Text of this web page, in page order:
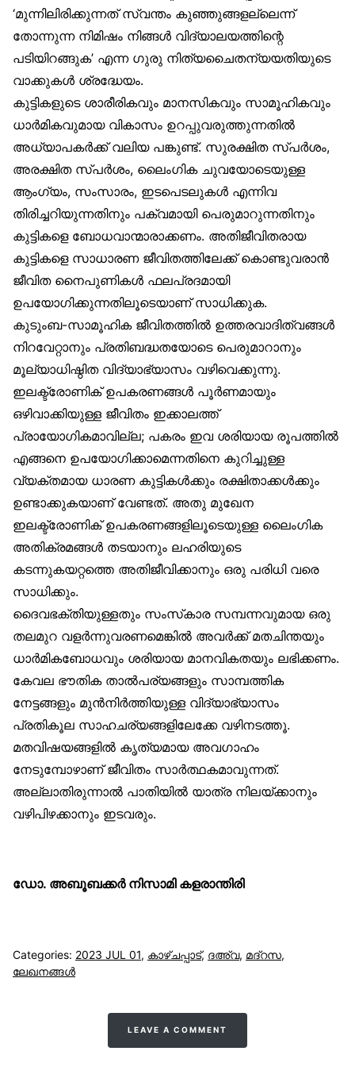
‘മുന്നിലിരിക്കുന്നത് സ്വന്തം കുഞ്ഞുങ്ങളല്ലെന്ന്
തോന്നുന്ന നിമിഷം നിങ്ങൾ വിദ്യാലയത്തിന്റെ
പടിയിറങ്ങുക’ എന്ന ഗുരു നിത്യചൈതന്യയതിയുടെ
വാക്കുകൾ ശ്രദ്ധേയം.
കുട്ടികളുടെ ശാരീരികവും മാനസികവും സാമൂഹികവും
ധാർമികവുമായ വികാസം ഉറപ്പുവരുത്തുന്നതിൽ
അധ്യാപകർക്ക് വലിയ പങ്കുണ്ട്. സുരക്ഷിത സ്പർശം,
അരക്ഷിത സ്പർശം, ലൈംഗിക ചുവയോടെയുള്ള
ആംഗ്യം, സംസാരം, ഇടപെടലുകൾ എന്നിവ
തിരിച്ചറിയുന്നതിനും പക്വമായി പെരുമാറുന്നതിനും
കുട്ടികളെ ബോധവാന്മാരാക്കണം. അതിജീവിതരായ
കുട്ടികളെ സാധാരണ ജീവിതത്തിലേക്ക് കൊണ്ടുവരാൻ
ജീവിത നൈപുണികൾ ഫലപ്രദമായി
ഉപയോഗിക്കുന്നതിലൂടെയാണ് സാധിക്കുക.
കുടുംബ-സാമൂഹിക ജീവിതത്തിൽ ഉത്തരവാദിത്വങ്ങൾ
നിറവേറ്റാനും പ്രതിബദ്ധതയോടെ പെരുമാറാനും
മൂല്യാധിഷ്ഠിത വിദ്യാഭ്യാസം വഴിവെക്കുന്നു.
ഇലക്ട്രോണിക് ഉപകരണങ്ങൾ പൂർണമായും
ഒഴിവാക്കിയുള്ള ജീവിതം ഇക്കാലത്ത്
പ്രായോഗികമാവില്ല; പകരം ഇവ ശരിയായ രൂപത്തിൽ
എങ്ങനെ ഉപയോഗിക്കാമെന്നതിനെ കുറിച്ചുള്ള
വ്യക്തമായ ധാരണ കുട്ടികൾക്കും രക്ഷിതാക്കൾക്കും
ഉണ്ടാക്കുകയാണ് വേണ്ടത്. അതു മുഖേന
ഇലക്ട്രോണിക് ഉപകരണങ്ങളിലൂടെയുള്ള ലൈംഗിക
അതിക്രമങ്ങൾ തടയാനും ലഹരിയുടെ
കടന്നുകയറ്റത്തെ അതിജീവിക്കാനും ഒരു പരിധി വരെ
സാധിക്കും.
ദൈവഭക്തിയുള്ളതും സംസ്‌കാര സമ്പന്നവുമായ ഒരു
തലമുറ വളർന്നുവരണമെങ്കിൽ അവർക്ക് മതചിന്തയും
ധാർമികബോധവും ശരിയായ മാനവികതയും ലഭിക്കണം.
കേവല ഭൗതിക താൽപര്യങ്ങളും സാമ്പത്തിക
നേട്ടങ്ങളും മുൻനിർത്തിയുള്ള വിദ്യാഭ്യാസം
പ്രതികൂല സാഹചര്യങ്ങളിലേക്കേ വഴിനടത്തൂ.
മതവിഷയങ്ങളിൽ കൃത്യമായ അവഗാഹം
നേടുമ്പോഴാണ് ജീവിതം സാർത്ഥകമാവുന്നത്.
അല്ലാതിരുന്നാൽ പാതിയിൽ യാത്ര നിലയ്ക്കാനും
വഴിപിഴക്കാനും ഇടവരും.
ഡോ. അബൂബക്കർ നിസാമി കളരാന്തിരി
Categories: 2023 JUL 01, കാഴ്ചപ്പാട്, ദഅ്‌വ, മദ്റസ,
ലേഖനങ്ങള്‍
LEAVE A COMMENT